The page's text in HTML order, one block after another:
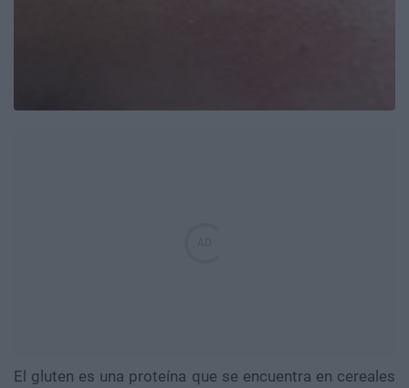
El gluten es una proteína que se encuentra en cereales